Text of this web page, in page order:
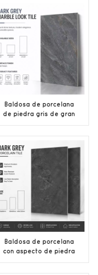
Baldosa de porcelana
de piedra gris de gran
Baldosa de porcelana
con aspecto de piedra